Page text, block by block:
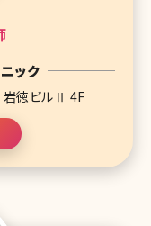
ック
徳ビルⅡ 4F